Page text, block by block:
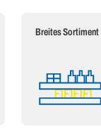
Breites Sortiment